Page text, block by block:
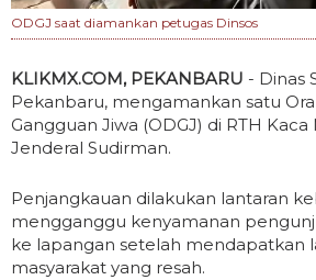
ODGJ saat diamankan petugas Dinsos
KLIKMX.COM, PEKANBARU - Dinas
Pekanbaru, mengamankan satu
Gangguan Jiwa (ODGJ) di RTH
Jenderal Sudirman.
Penjangkauan dilakukan lantaran
mengganggu kenyamanan
ke lapangan setelah mendapatkan
masyarakat yang resah.